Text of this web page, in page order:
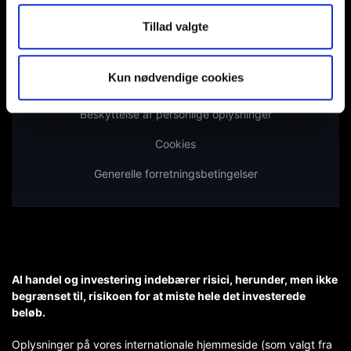
Tillad valgte
Kun nødvendige cookies
Investorrelationer
Banklicens
Beskyttelse af kapital
Beskyttelse af personlige oplysninger
Cookies
Generelle forretningsbetingelser
Al handel og investering indebærer risici, herunder, men ikke
begrænset til, risikoen for at miste hele det investerede
beløb.
Oplysninger på vores internationale hjemmeside (som valgt fra